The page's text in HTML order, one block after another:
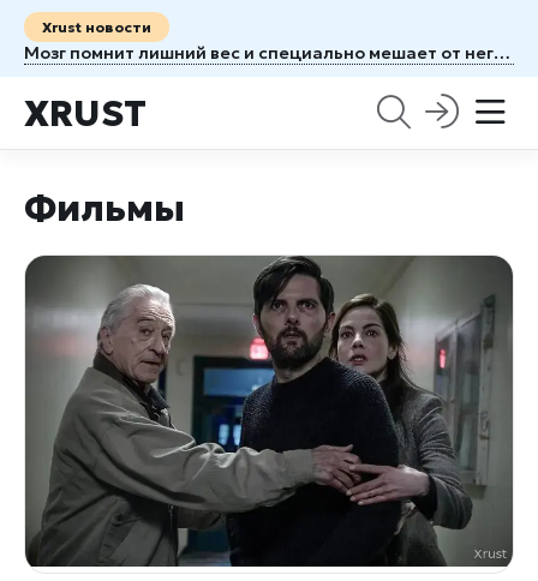
Xrust новости
Мозг помнит лишний вес и специально мешает от него избавиться
XRUST
Фильмы